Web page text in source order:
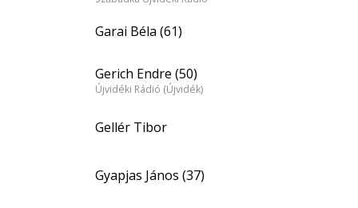
Garai Béla (61)
Gerich Endre (50)
Újvidéki Rádió (Újvidék)
Gellér Tibor
Gyapjas János (37)